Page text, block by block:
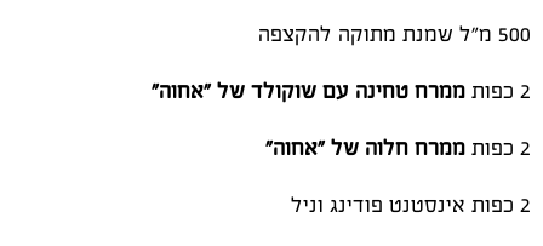
500 מ"ל שמנת מתוקה להקצפה
2 כפות ממרח טחינה עם שוקולד של "אחוה"
2 כפות ממרח חלוה של "אחוה"
2 כפות אינסטנט פודינג וניל